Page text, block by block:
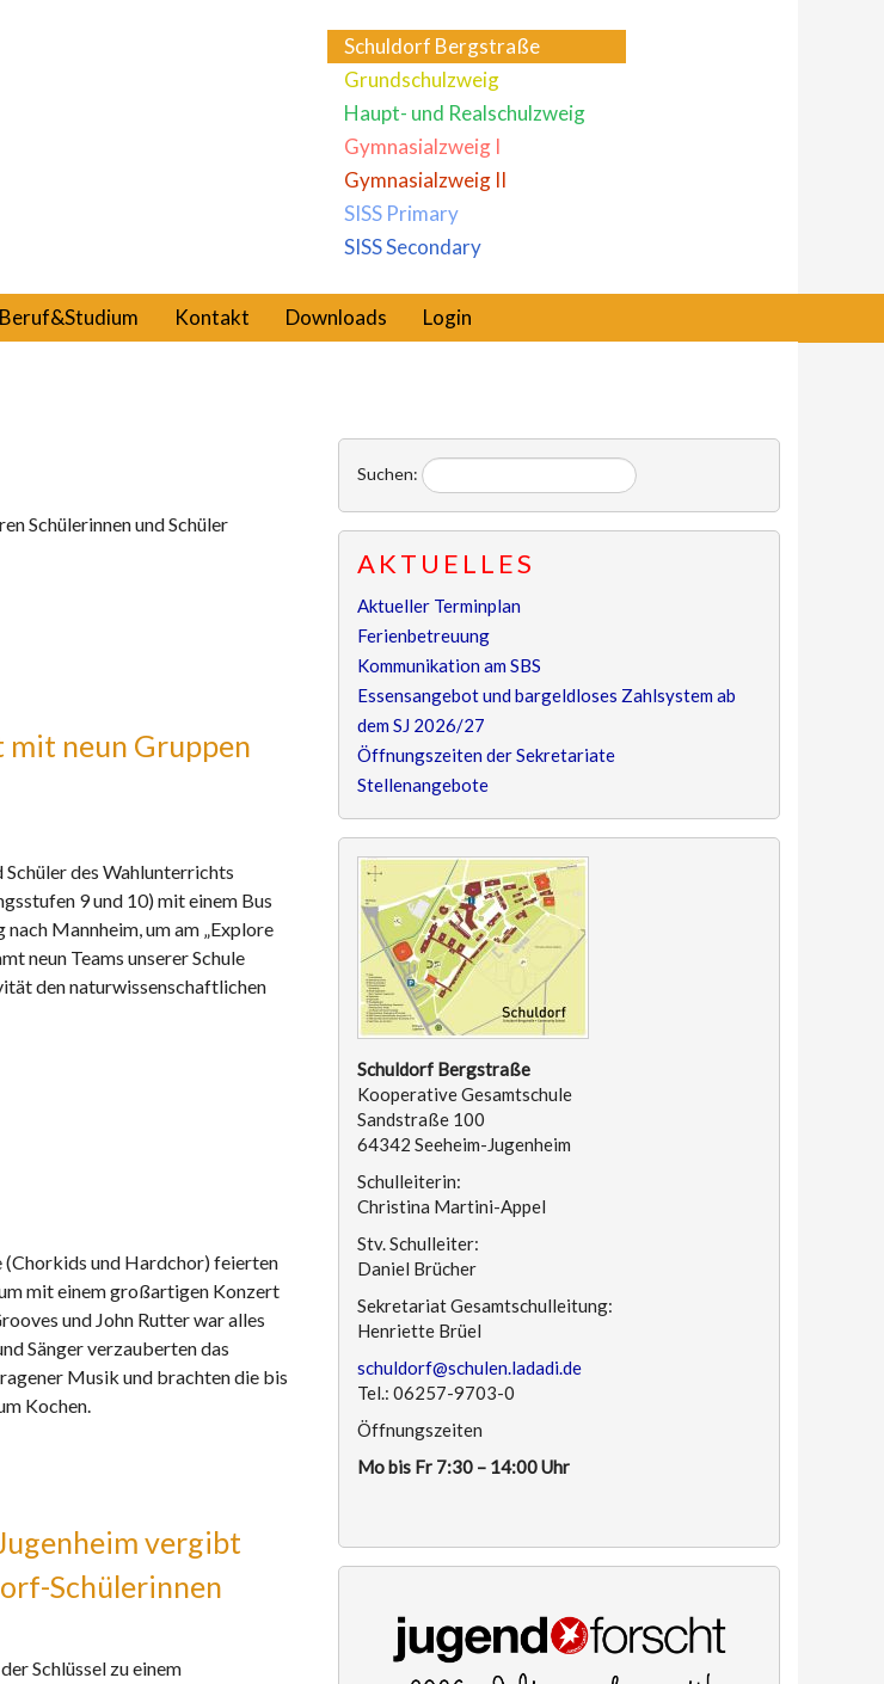
Schuldorf Bergstraße
Grundschulzweig
Haupt- und Realschulzweig
Gymnasialzweig I
Gymnasialzweig II
SISS Primary
SISS Secondary
Beruf&Studium Kontakt Downloads Login
Schülerinnen und Schüler
neun Gruppen
Schüler des Wahlunterrichts
9 und 10) mit einem Bus
Mannheim, um am „Explore
neun Teams unserer Schule
den naturwissenschaftlichen
(Chorkids und Hardchor) feierten
mit einem großartigen Konzert
und John Rutter war alles
Sänger verzauberten das
Musik und brachten die bis
Kochen.
vergibt
Schülerinnen
Schlüssel zu einem
Suchen:
AKTUELLES
Aktueller Terminplan
Ferienbetreuung
Kommunikation am SBS
Essensangebot und bargeldloses Zahlsystem ab
dem SJ 2026/27
Öffnungszeiten der Sekretariate
Stellenangebote
Schuldorf Bergstraße
Kooperative Gesamtschule
Sandstraße 100
64342 Seeheim-Jugenheim
Schulleiterin:
Christina Martini-Appel
Stv. Schulleiter:
Daniel Brücher
Sekretariat Gesamtschulleitung:
Henriette Brüel
schuldorf@schulen.ladadi.de
Tel.: 06257-9703-0
Öffnungszeiten
Mo bis Fr 7:30 – 14:00 Uhr